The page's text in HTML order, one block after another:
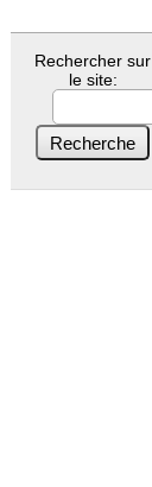
Rechercher sur
le site: